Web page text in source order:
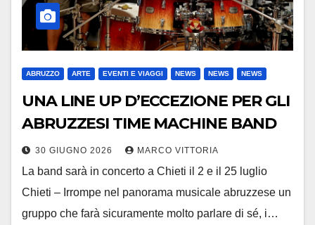
ABRUZZO ARTE EVENTI E VIAGGI NEWS NEWS NEWS
UNA LINE UP D’ECCEZIONE PER GLI
ABRUZZESI TIME MACHINE BAND
30 GIUGNO 2026 MARCO VITTORIA
La band sarà in concerto a Chieti il 2 e il 25 luglio
Chieti – Irrompe nel panorama musicale abruzzese un
gruppo che farà sicuramente molto parlare di sé, i…